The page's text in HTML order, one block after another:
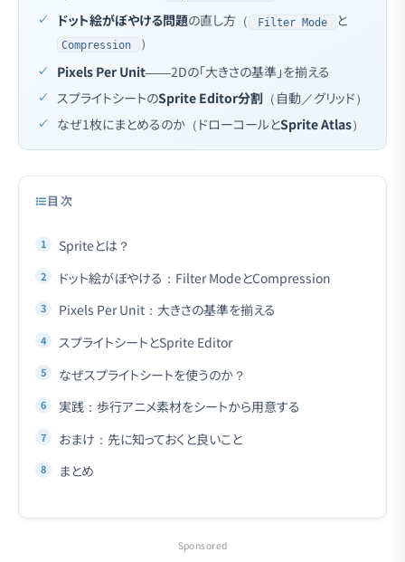
ドット絵がぼやける問題の直し方（ Filter Mode と
Compression
）
Pixels Per Unit——2Dの「大きさの基準」を揃える
スプライトシートのSprite Editor分割 （自動／グリッド）
なぜ1枚にまとめるのか（ドローコールとSprite Atlas）
目次
Spriteとは？
ドット絵がぼやける：Filter ModeとCompression
Pixels Per Unit：大きさの基準を揃える
スプライトシートとSprite Editor
なぜスプライトシートを使うのか？
実践：歩行アニメ素材をシートから用意する
おまけ：先に知っておくと良いこと
まとめ
Sponsored